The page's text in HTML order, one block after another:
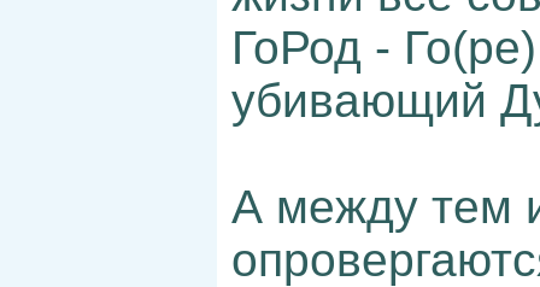
ГоРод -
убивающий
А между тем